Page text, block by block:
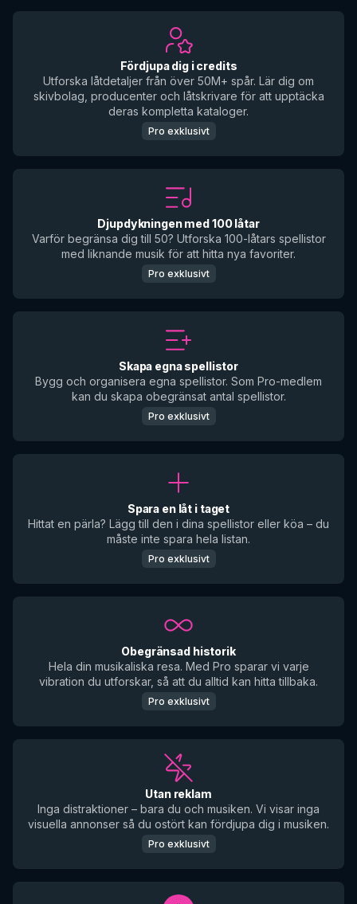
Fördjupa dig i credits
Utforska låtdetaljer från över 50M+ spår. Lär dig om
skivbolag, producenter och låtskrivare för att upptäcka
deras kompletta kataloger.
Pro exklusivt
Djupdykningen med 100 låtar
Varför begränsa dig till 50? Utforska 100-låtars spellistor
med liknande musik för att hitta nya favoriter.
Pro exklusivt
Skapa egna spellistor
Bygg och organisera egna spellistor. Som Pro-medlem
kan du skapa obegränsat antal spellistor.
Pro exklusivt
Spara en låt i taget
Hittat en pärla? Lägg till den i dina spellistor eller köa – du
måste inte spara hela listan.
Pro exklusivt
Obegränsad historik
Hela din musikaliska resa. Med Pro sparar vi varje
vibration du utforskar, så att du alltid kan hitta tillbaka.
Pro exklusivt
Utan reklam
Inga distraktioner – bara du och musiken. Vi visar inga
visuella annonser så du ostört kan fördjupa dig i musiken.
Pro exklusivt